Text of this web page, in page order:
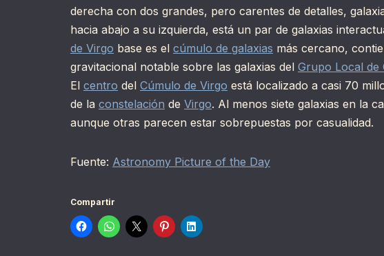
derecha con dos grandes, pero carentes de detalles,
hacia abajo a su izquierda, está un par de galaxias
de Virgo base es el cúmulo de galaxias más cercano,
gravitacional notable sobre las galaxias del Grupo Local de
El centro del Cúmulo de Virgo está localizado a casi 70
de la constelación de Virgo. Al menos siete galaxias en la
aunque otras parecen estar sobrepuestas por casualidad.
Fuente: Astronomy Picture of the Day
Compartir